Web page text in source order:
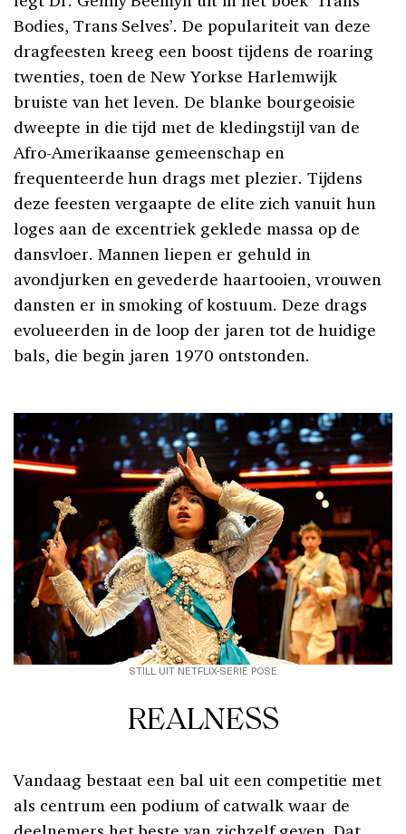
Bodies, Trans Selves’. De populariteit van deze
dragfeesten kreeg een boost tijdens de roaring
twenties, toen de New Yorkse Harlemwijk
bruiste van het leven. De blanke bourgeoisie
dweepte in die tijd met de kledingstijl van de
Afro-Amerikaanse gemeenschap en
frequenteerde hun drags met plezier. Tijdens
deze feesten vergaapte de elite zich vanuit hun
loges aan de excentriek geklede massa op de
dansvloer. Mannen liepen er gehuld in
avondjurken en gevederde haartooien, vrouwen
dansten er in smoking of kostuum. Deze drags
evolueerden in de loop der jaren tot de huidige
bals, die begin jaren 1970 ontstonden.
STILL UIT NETFLIX-SERIE POSE
REALNESS
Vandaag bestaat een bal uit een competitie met
als centrum een podium of catwalk waar de